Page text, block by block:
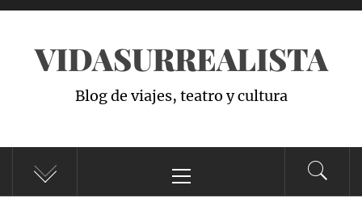
VIDASURREALISTA
Blog de viajes, teatro y cultura
principal